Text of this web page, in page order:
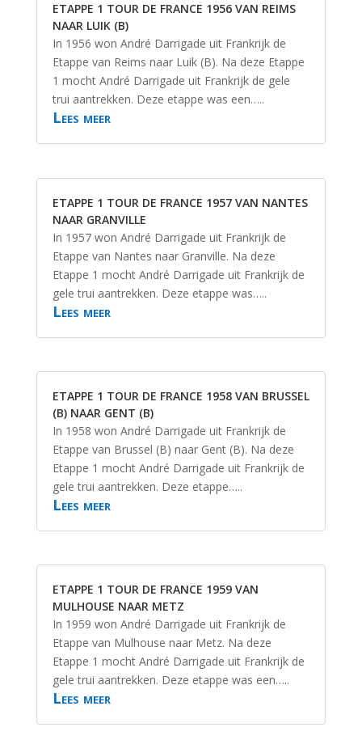
ETAPPE 1 TOUR DE FRANCE 1956 VAN REIMS
NAAR LUIK (B)
In 1956 won André Darrigade uit Frankrijk de
Etappe van Reims naar Luik (B). Na deze Etappe
1 mocht André Darrigade uit Frankrijk de gele
trui aantrekken. Deze etappe was een…..
Lees meer
ETAPPE 1 TOUR DE FRANCE 1957 VAN NANTES
NAAR GRANVILLE
In 1957 won André Darrigade uit Frankrijk de
Etappe van Nantes naar Granville. Na deze
Etappe 1 mocht André Darrigade uit Frankrijk de
gele trui aantrekken. Deze etappe was…..
Lees meer
ETAPPE 1 TOUR DE FRANCE 1958 VAN BRUSSEL
(B) NAAR GENT (B)
In 1958 won André Darrigade uit Frankrijk de
Etappe van Brussel (B) naar Gent (B). Na deze
Etappe 1 mocht André Darrigade uit Frankrijk de
gele trui aantrekken. Deze etappe…..
Lees meer
ETAPPE 1 TOUR DE FRANCE 1959 VAN
MULHOUSE NAAR METZ
In 1959 won André Darrigade uit Frankrijk de
Etappe van Mulhouse naar Metz. Na deze
Etappe 1 mocht André Darrigade uit Frankrijk de
gele trui aantrekken. Deze etappe was een…..
Lees meer